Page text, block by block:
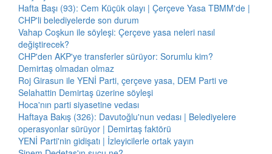
Hafta Başı (93): Cem Küçük olayı | Çerçeve Yasa TBMM'de |
CHP'li belediyelerde son durum
Vahap Coşkun ile söyleşi: Çerçeve yasa neleri nasıl
değiştirecek?
CHP'den AKP'ye transferler sürüyor: Sorumlu kim?
Demirtaş olmadan olmaz
Roj Girasun ile YENİ Parti, çerçeve yasa, DEM Parti ve
Selahattin Demirtaş üzerine söyleşi
Hoca'nın parti siyasetine vedası
Haftaya Bakış (326): Davutoğlu'nun vedası | Belediyelere
operasyonlar sürüyor | Demirtaş faktörü
YENİ Parti'nin gidişatı | İzleyicilerle ortak yayın